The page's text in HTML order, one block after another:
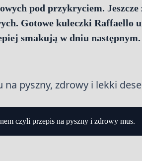
pod przykryciem.
Gotowe kuleczki Raffaello
smakują w dniu
pyszny, zdrowy i lekki
czyli przepis na pyszny i zdrowy mus.